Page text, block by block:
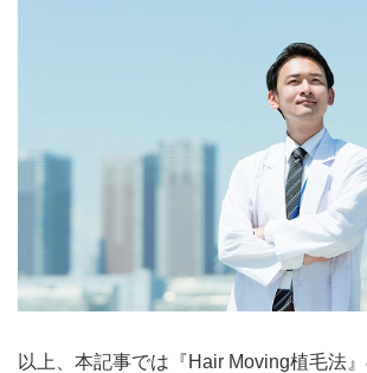
以上、本記事では『Hair Moving植毛法